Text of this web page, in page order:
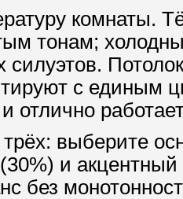
комнаты.
тонам;
силуэтов.
с единым
отлично
выберите
и
без